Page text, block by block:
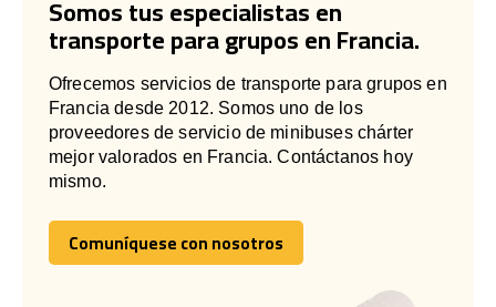
Somos tus especialistas en
transporte para grupos en Francia.
Ofrecemos servicios de transporte para grupos en
Francia desde 2012. Somos uno de los
proveedores de servicio de minibuses chárter
mejor valorados en Francia. Contáctanos hoy
mismo.
Comuníquese con nosotros
Comuníquese con nosotros